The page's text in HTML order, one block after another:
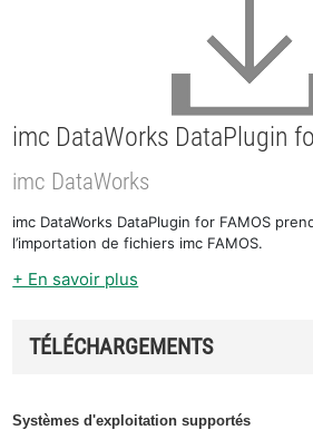
imc DataWorks DataPlugin
imc DataWorks
imc DataWorks DataPlugin for FAMOS
l’importation de fichiers imc FAMOS.
+ En savoir plus
TÉLÉCHARGEMENTS
Systèmes d'exploitation supportés